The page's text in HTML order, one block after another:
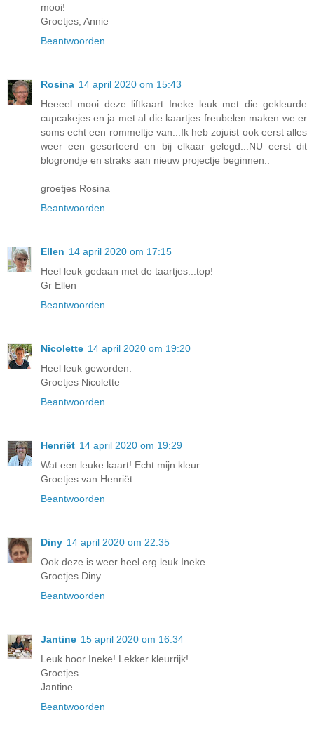
mooi!
Groetjes, Annie
Beantwoorden
Rosina 14 april 2020 om 15:43
Heeeel mooi deze liftkaart Ineke..leuk met die gekleurde
cupcakejes.en ja met al die kaartjes freubelen maken we er
soms echt een rommeltje van...Ik heb zojuist ook eerst alles
weer een gesorteerd en bij elkaar gelegd...NU eerst dit
blogrondje en straks aan nieuw projectje beginnen..
groetjes Rosina
Beantwoorden
Ellen 14 april 2020 om 17:15
Heel leuk gedaan met de taartjes...top!
Gr Ellen
Beantwoorden
Nicolette 14 april 2020 om 19:20
Heel leuk geworden.
Groetjes Nicolette
Beantwoorden
Henriët 14 april 2020 om 19:29
Wat een leuke kaart! Echt mijn kleur.
Groetjes van Henriët
Beantwoorden
Diny 14 april 2020 om 22:35
Ook deze is weer heel erg leuk Ineke.
Groetjes Diny
Beantwoorden
Jantine 15 april 2020 om 16:34
Leuk hoor Ineke! Lekker kleurrijk!
Groetjes
Jantine
Beantwoorden